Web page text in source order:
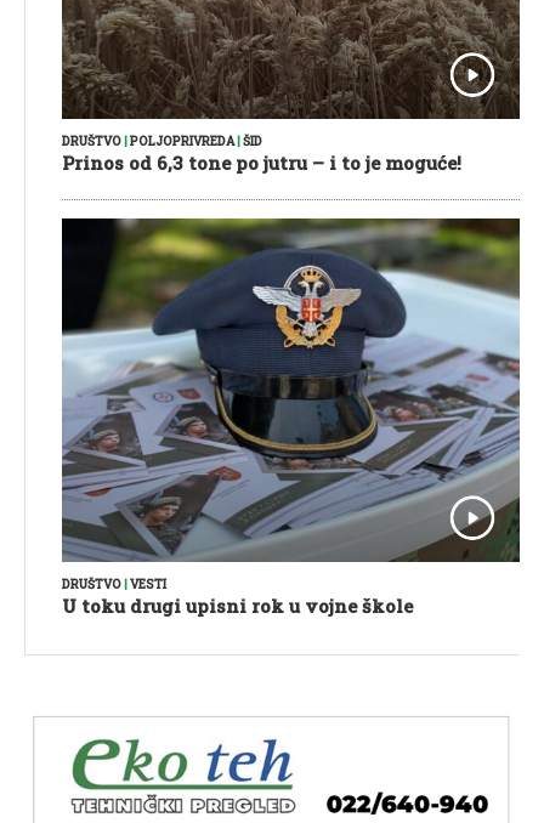
DRUŠTVO|POLJOPRIVREDA|ŠID
Prinos od 6,3 tone po jutru – i to je moguće!
DRUŠTVO|VESTI
U toku drugi upisni rok u vojne škole